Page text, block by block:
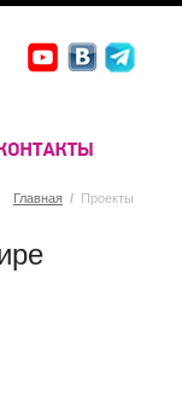
Главная / Проекты